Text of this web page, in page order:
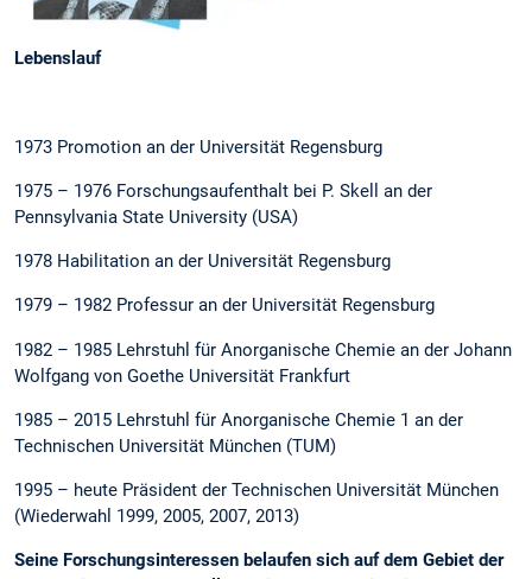
Lebenslauf
1973 Promotion an der Universität Regensburg
1975 – 1976 Forschungsaufenthalt bei P. Skell an der
Pennsylvania State University (USA)
1978 Habilitation an der Universität Regensburg
1979 – 1982 Professur an der Universität Regensburg
1982 – 1985 Lehrstuhl für Anorganische Chemie an der Johann
Wolfgang von Goethe Universität Frankfurt
1985 – 2015 Lehrstuhl für Anorganische Chemie 1 an der
Technischen Universität München (TUM)
1995 – heute Präsident der Technischen Universität München
(Wiederwahl 1999, 2005, 2007, 2013)
Seine Forschungsinteressen belaufen sich auf dem Gebiet der